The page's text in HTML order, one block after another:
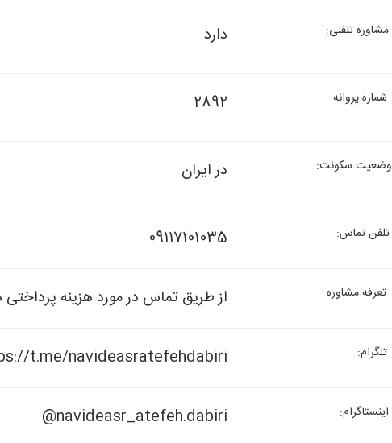
مشاوره تلفنی: دارد
شماره پروانه: 2892
وضعیت سکونت: در ایران
تلفن تماس: 09117101035
تعرفه مشاوره: از طریق تماس در مورد هزینه
تلگرام: t.me/navideasratefehdabiri
اینستاگرام: @navideasr_atefeh.dabiri